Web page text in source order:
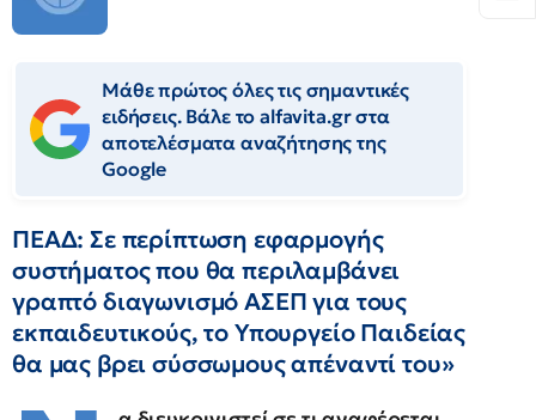
Μάθε πρώτος όλες τις σημαντικές
ειδήσεις. Βάλε το alfavita.gr στα
αποτελέσματα αναζήτησης της
Google
ΠΕΑΔ: Σε περίπτωση εφαρμογής
συστήματος που θα περιλαμβάνει
γραπτό διαγωνισμό ΑΣΕΠ για τους
εκπαιδευτικούς, το Υπουργείο Παιδείας
θα μας βρει σύσσωμους απέναντί του»